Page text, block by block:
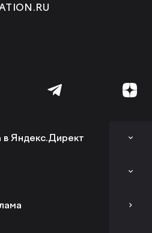
в Яндекс.Директ